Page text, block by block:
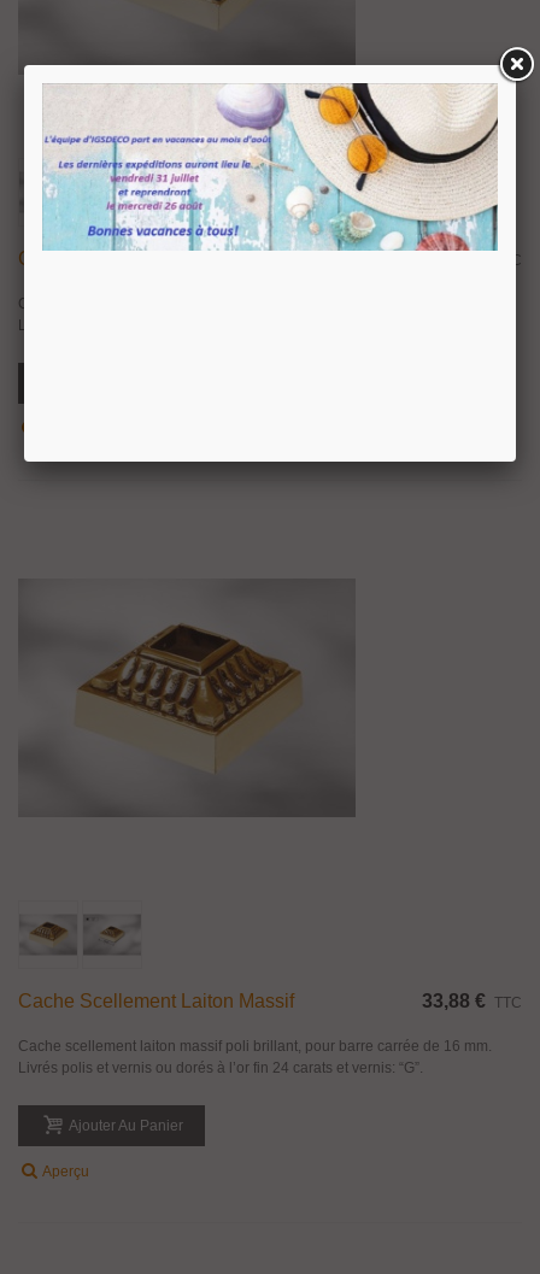
Cache Scellement Laiton Massif TTC
Cache scellement laiton massif poli brillant, pour barre carrée de 35 mm.
Livrés polis et vernis ou dorés à l’or fin 24 carats et vernis: “G”.
Cache Scellement Laiton Massif 33,88 € TTC
Cache scellement laiton massif poli brillant, pour barre carrée de 16 mm.
Livrés polis et vernis ou dorés à l’or fin 24 carats et vernis: “G”.
Ajouter Au Panier
Aperçu